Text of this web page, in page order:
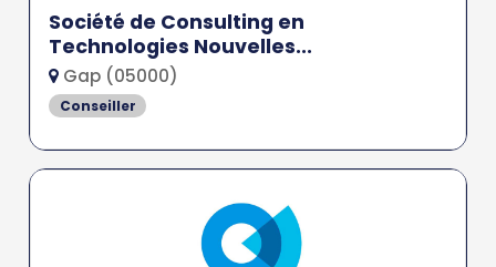
Société de Consulting en
Technologies Nouvelles...
Gap (05000)
Conseiller